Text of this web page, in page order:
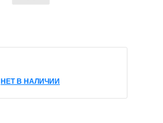
НЕТ В НАЛИЧИИ